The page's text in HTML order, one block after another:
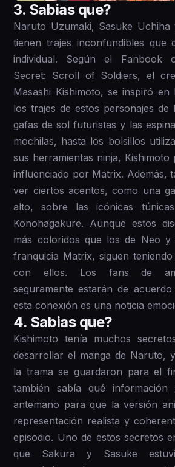
3 . Sabias que?
Naruto Uzumaki, Sasuke
tienen trajes inconfundibles que
individual. Según el Fanbook
Secret: Scroll of Soldiers, el
Masashi Kishimoto, se inspiró
los trajes de estos personajes de
gafas de sol futuristas y las
mochilas, hasta los bolsillos
sus herramientas ninja,
influenciado por Matrix. Además,
ver ciertos acentos, como una
alto, sobre las icónicas
Konohagakure. Aunque estos
más coloridos que los de Neo y
franquicia Matrix, siguen
con ellos. Los fans de
seguramente estarán de
esta conexión es una noticia
4 . Sabias que?
Kishimoto tenía muchos
desarrollar el manga de Naruto,
la trama se guardaron para el
también sabía qué
antemano para que la versión
representación realista y
episodio. Uno de estos secretos
que Sakura y Sasuke